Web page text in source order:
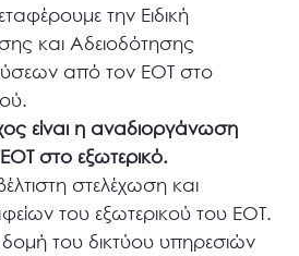
την Ειδική
και Αδειοδότησης
από τον ΕΟΤ στο
είναι η αναδιοργάνωση
στο εξωτερικό.
στελέχωση και
του εξωτερικού του ΕΟΤ.
του δικτύου υπηρεσιών